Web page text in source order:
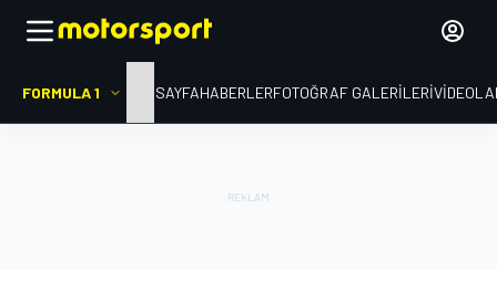
FORMULA 1 ANA SAYFAHABERLERFOTOĞRAF GALERILERI